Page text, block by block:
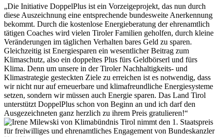
„Die Initiative DoppelPlus ist ein Vorzeigeprojekt, das nun durch
diese Auszeichnung eine entsprechende bundesweite Anerkennung
bekommt. Durch die kostenlose Energieberatung der ehrenamtlich
tätigen Coaches wird vielen Tiroler Familien geholfen, durch kleine
Veränderungen im täglichen Verhalten bares Geld zu sparen.
Gleichzeitig ist Energiesparen ein wesentlicher Beitrag zum
Klimaschutz, also ein doppeltes Plus fürs Geldbörserl und fürs
Klima. Denn um unsere in der Tiroler Nachhaltigkeits- und
Klimastrategie gesteckten Ziele zu erreichen ist es notwendig, dass
wir nicht nur auf erneuerbare und klimafreundliche Energiesysteme
setzen, sondern wir müssen auch Energie sparen. Das Land Tirol
unterstützt DoppelPlus schon von Beginn an und ich darf den
Ausgezeichneten ganz herzlich zu ihrem Preis gratulieren!“